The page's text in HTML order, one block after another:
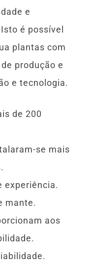
e
é possível
plantas com
produção e
e tecnologia.
de 200
se mais
experiência.
mante.
aos